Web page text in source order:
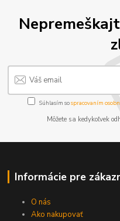
Súhlasím sospracovaním
Môžete sa kedykoľvek
Informácie pre
O nás
Ako nakupovať